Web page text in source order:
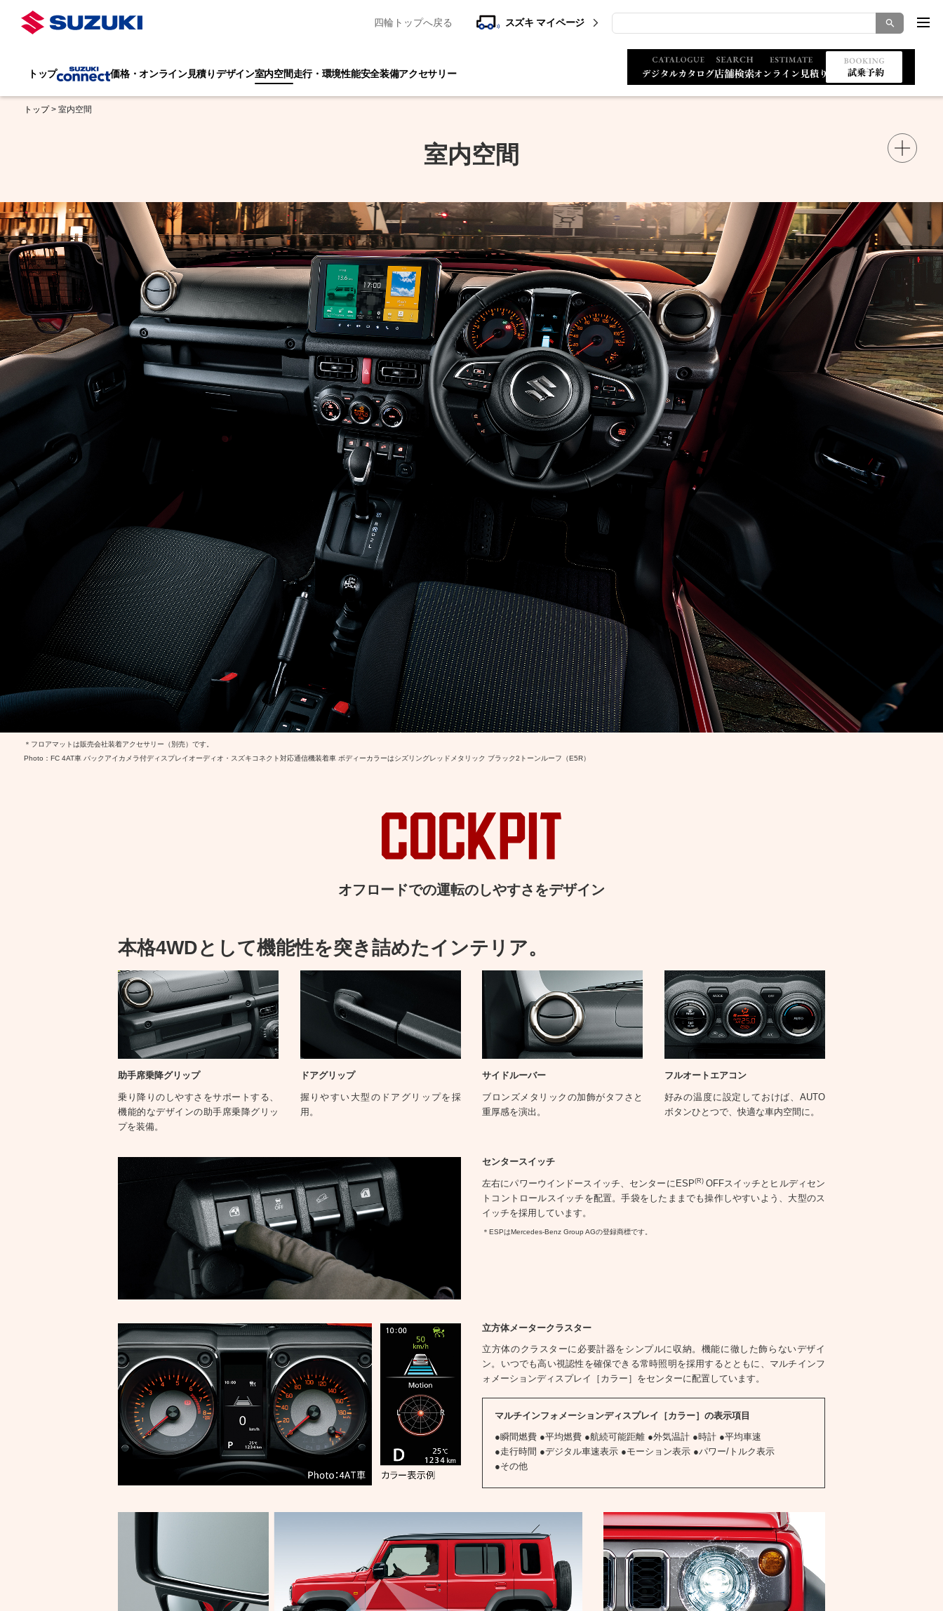
四輪トップへ戻る スズキ マイページ
検索キーワード入力
トップ 価格・オンライン見積りデザイン室内空間走行・環境性能安全装備アクセサリー
トップ> 室内空間
室内空間
＊フロアマットは販売会社装着アクセサリー（別売）です。
Photo：FC 4AT車 バックアイカメラ付ディスプレイオーディオ・スズキコネクト対応通信機装着車 ボディーカラーはシズリングレッドメタリック ブラック2トーンルーフ（E5R）
オフロードでの運転のしやすさをデザイン
本格4WDとして機能性を突き詰めたインテリア。
助手席乗降グリップ
乗り降りのしやすさをサポートする、
機能的なデザインの助手席乗降グリッ
プを装備。
ドアグリップ
握りやすい大型のドアグリップを採
用。
サイドルーバー
ブロンズメタリックの加飾がタフさと
重厚感を演出。
フルオートエアコン
好みの温度に設定しておけば、AUTO
ボタンひとつで、快適な車内空間に。
センタースイッチ
左右にパワーウインドースイッチ、センターにESP(R) OFFスイッチとヒルディセン
トコントロールスイッチを配置。手袋をしたままでも操作しやすいよう、大型のス
イッチを採用しています。
＊ESPはMercedes-Benz Group AGの登録商標です。
立方体メータークラスター
立方体のクラスターに必要計器をシンプルに収納。機能に徹した飾らないデザイ
ン。いつでも高い視認性を確保できる常時照明を採用するとともに、マルチインフ
ォメーションディスプレイ［カラー］をセンターに配置しています。
マルチインフォメーションディスプレイ［カラー］の表示項目
●瞬間燃費 ●平均燃費 ●航続可能距離 ●外気温計 ●時計 ●平均車速
●走行時間 ●デジタル車速表示 ●モーション表示 ●パワー/トルク表示
●その他